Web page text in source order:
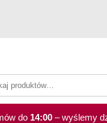
do 14:00– wyślemy